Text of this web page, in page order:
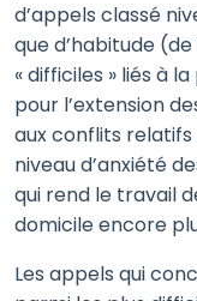
d’appels classé
que d’habitude (de
« difficiles » liés à
pour l’extension
aux conflits relatifs
niveau d’anxiété
qui rend le travail
domicile encore
Les appels qui